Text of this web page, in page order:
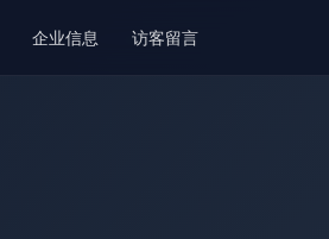
企业信息 访客留言